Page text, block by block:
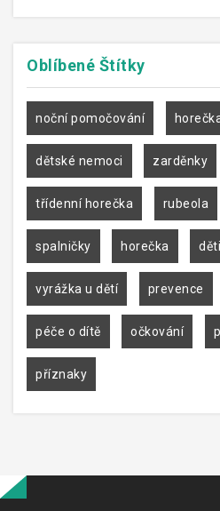
Oblíbené Štítky
noční pomočování
dětské nemoci zarděnky
třídenní horečka rubeola
spalničky horečka děti
vyrážka u dětí prevence
péče o dítě očkování
příznaky